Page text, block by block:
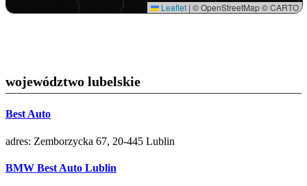
Leaflet | © OpenStreetMap © CARTO
województwo lubelskie
Best Auto
adres: Zemborzycka 67, 20-445 Lublin
BMW Best Auto Lublin